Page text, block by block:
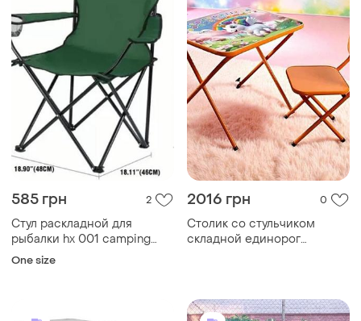
585 грн 2
Стул раскладной для
рыбалки hx 001 camping
quad chair, сложный
One size
2016 грн 0
Столик со стульчиком
складной единорог